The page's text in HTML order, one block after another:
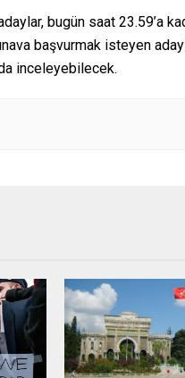
bugün saat 23.59’a
başvurmak isteyen
inceleyebilecek.